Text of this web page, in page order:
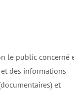
le public concerné
des informations
et